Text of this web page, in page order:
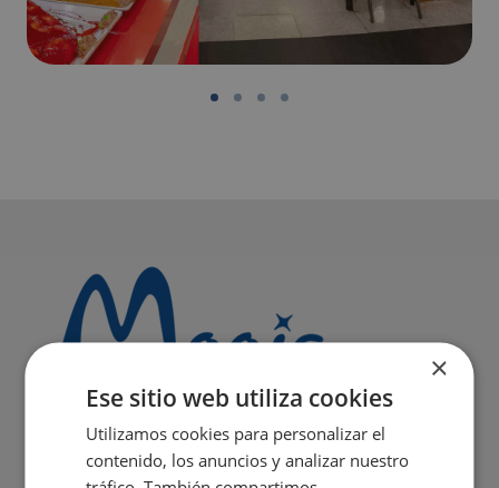
×
Ese sitio web utiliza cookies
Utilizamos cookies para personalizar el
contenido, los anuncios y analizar nuestro